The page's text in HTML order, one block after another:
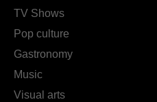
TV Shows
Pop culture
Gastronomy
Music
Visual arts